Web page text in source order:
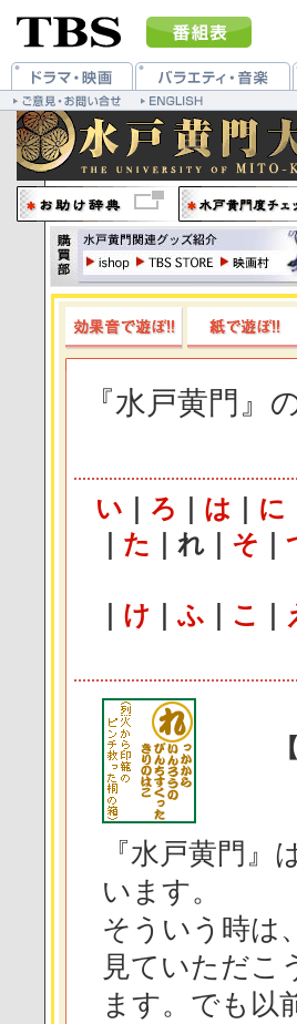
『水戸黄門』
い ろ は に
た れ｜ そ
け ふ こ
『水戸黄門
います。
そういう時は
見ていただこ
ます。でも以